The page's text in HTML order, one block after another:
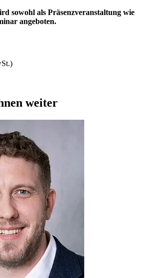
sowohl als Präsenzveranstaltung wie
angeboten.
weiter